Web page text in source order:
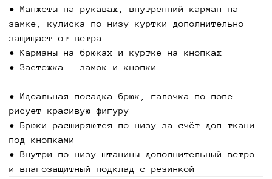
• Манжеты на рукавах, внутренний карман на
замке, кулиска по низу куртки дополнительно
защищает от ветра
• Карманы на брюках и куртке на кнопках
• Застежка — замок и кнопки
• Идеальная посадка брюк, галочка по попе
рисует красивую фигуру
• Брюки расширяются по низу за счёт доп ткани
под кнопками
• Внутри по низу штанины дополнительный ветро
и влагозащитный подклад с резинкой